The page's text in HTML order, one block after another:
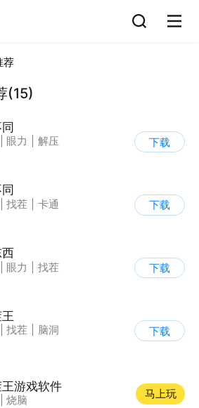
荐
(15)
眼力
解压
下载
找茬
卡通
下载
眼力
找茬
下载
找茬
脑洞
下载
游戏软件
烧脑
马上玩